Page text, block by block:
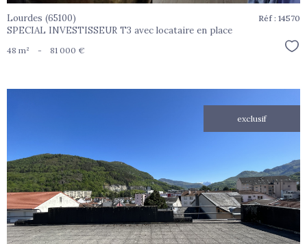
Lourdes (65100)
SPECIAL INVESTISSEUR T3 avec locataire en place
Réf : 14570
48 m² - 81 000 €
exclusif
voir le
bien